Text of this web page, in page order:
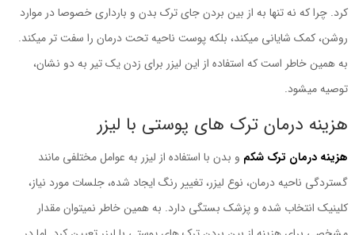
کرد. چرا که نه تنها به از بین بردن جای ترک بدن و بارداری خصوصا در موارد
روشن، کمک شایانی میکند، بلکه پوست ناحیه تحت درمان را سفت تر میکند.
به همین خاطر است که استفاده از این لیزر برای زدن یک تیر به دو نشان،
توصیه میشود.
هزینه درمان ترک های پوستی با لیزر
هزینه درمان ترک شکم و بدن با استفاده از لیزر به عوامل مختلفی مانند
گستردگی ناحیه درمان، نوع لیزر، تغییر رنگ ایجاد شده، جلسات مورد نیاز،
کلینیک انتخاب شده و پزشک بستگی دارد. به همین خاطر نمیتوان مقدار